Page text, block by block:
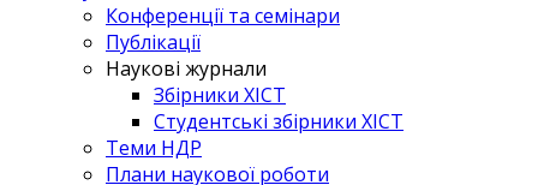
Конференції та семінари
Публікації
Наукові журнали
Збірники ХІСТ
Студентські збірники ХІСТ
Теми НДР
Плани наукової роботи